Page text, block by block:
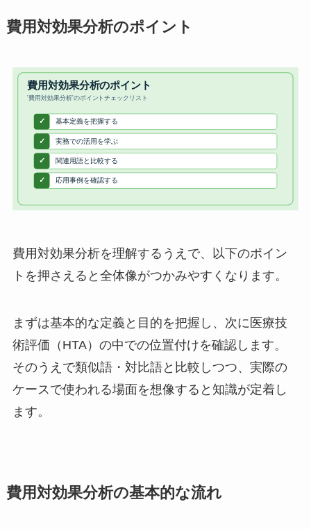
費用対効果分析のポイント
費用対効果分析を理解するうえで、以下のポイン
トを押さえると全体像がつかみやすくなります。
まずは基本的な定義と目的を把握し、次に医療技
術評価（HTA）の中での位置付けを確認します。
そのうえで類似語・対比語と比較しつつ、実際の
ケースで使われる場面を想像すると知識が定着し
ます。
費用対効果分析の基本的な流れ